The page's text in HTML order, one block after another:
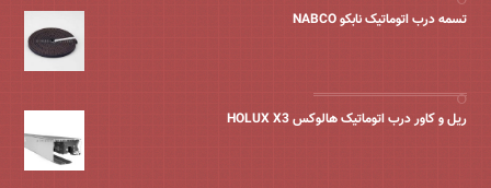
تسمه درب اتوماتیک نابکو NABCO
ریل و کاور درب اتوماتیک هالوکس HOLUX X3